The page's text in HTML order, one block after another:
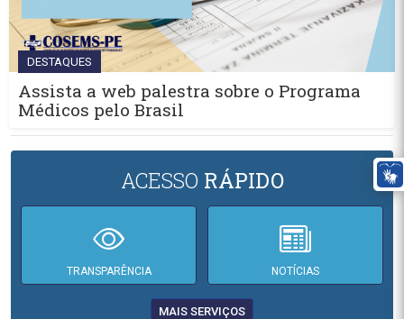
DESTAQUES
Assista a web palestra sobre o Programa
Médicos pelo Brasil
ACESSO RÁPIDO
TRANSPARÊNCIA NOTÍCIAS
MAIS SERVIÇOS